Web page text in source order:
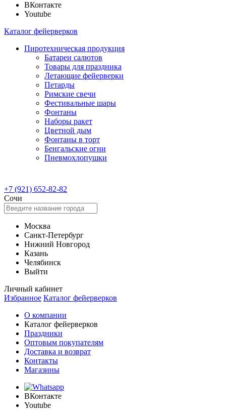
ВКонтакте
Youtube
Каталог фейерверков
Пиротехническая продукция
Батареи салютов
Товары для праздника
Летающие фейерверки
Петарды
Римские свечи
Фестивальные шары
Фонтаны
Наборы ракет
Цветной дым
Фонтаны в торт
Бенгальские огни
Пневмохлопушки
+7 (921) 652-82-82
Сочи
Москва
Санкт-Петербург
Нижний Новгород
Казань
Челябинск
Выйти
Личный кабинет
Избранное Каталог фейерверков
О компании
Каталог фейерверков
Праздники
Оптовым покупателям
Доставка и возврат
Контакты
Магазины
ВКонтакте
Youtube